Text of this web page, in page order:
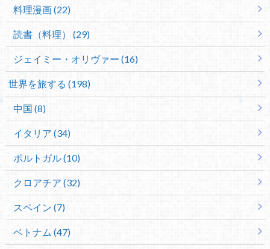
料理漫画 (22)
読書（料理） (29)
ジェイミー・オリヴァー (16)
世界を旅する (198)
中国 (8)
イタリア (34)
ポルトガル (10)
クロアチア (32)
スペイン (7)
ベトナム (47)